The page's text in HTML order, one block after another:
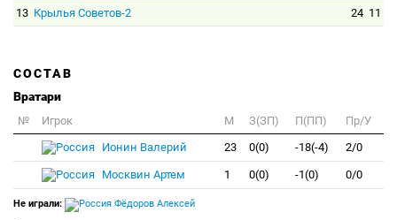
13 Крылья Советов-2 24 11
СОСТАВ
Вратари
№ Игрок M З(ЗП) П(ПП)
Пр/У
Ионин Валерий
23 0(0) -18(-4) 2/0
Москвин Артем 1 0(0) -1(0) 0/0
Не играли: Фёдоров Алексей